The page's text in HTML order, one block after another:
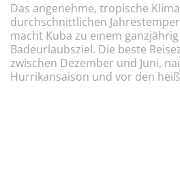
Das angenehme, tropische
durchschnittlichen
macht Kuba zu einem
Badeurlaubsziel. Die beste
zwischen Dezember und Juni,
Hurrikansaison und vor den